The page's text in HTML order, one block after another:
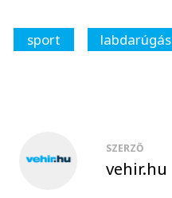
sport labdarúgás
SZERZŐ
vehir.hu